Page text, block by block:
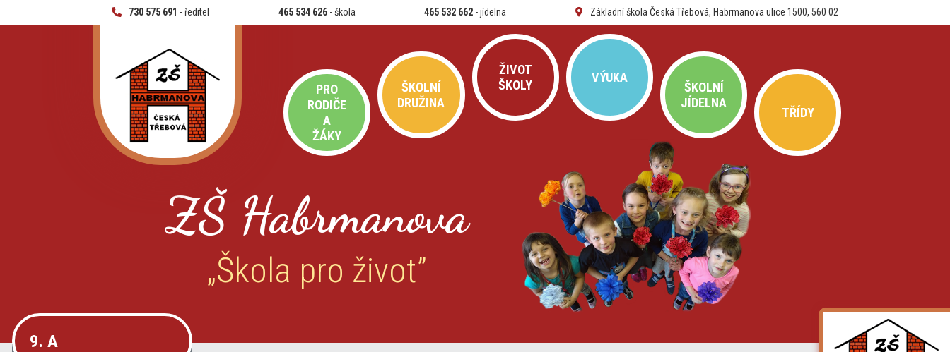
730 575 691 - ředitel 465 534 626- škola 465 532 662 - jídelna Základní škola Česká Třebová, Habrmanova ulice 1500, 560 02
PRO
RODIČE
A
ŽÁKY
ŠKOLNÍ
DRUŽINA
ŽIVOT
ŠKOLY
VÝUKA
ŠKOLNÍ
JÍDELNA
TŘÍDY
ZŠ Habrmanova
„Škola pro život”
9. A